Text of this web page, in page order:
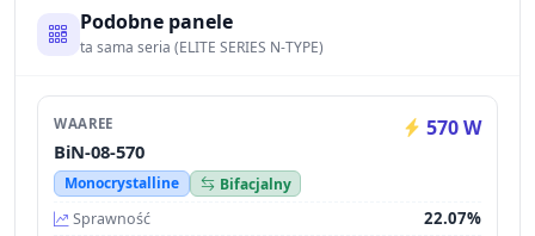
Podobne panele
ta sama seria (ELITE SERIES N-TYPE)
WAAREE 570 W
BiN-08-570
Monocrystalline
Bifacjalny
Sprawność
22.07%